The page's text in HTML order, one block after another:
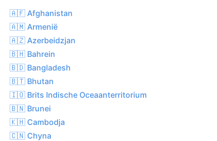
🇦🇫 Afghanistan
🇦🇲 Armenië
🇦🇿 Azerbeidzjan
🇧🇭 Bahrein
🇧🇩 Bangladesh
🇧🇹 Bhutan
🇮🇴 Brits Indische Oceaanterritorium
🇧🇳 Brunei
🇰🇭 Cambodja
🇨🇳 Chyna